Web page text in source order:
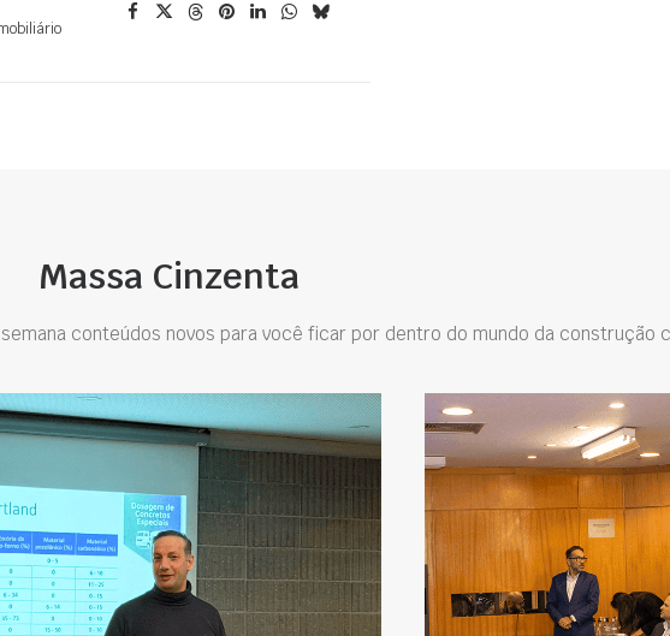
Massa Cinzenta
conteúdos novos para você ficar por dentro do mundo da construção